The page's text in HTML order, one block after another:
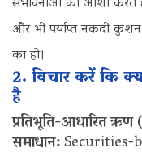
और भी पर्याप्त नकदी
का हो।
2. विचार करें कि
है
प्रतिभूति-आधारित
समाधान:Securities-